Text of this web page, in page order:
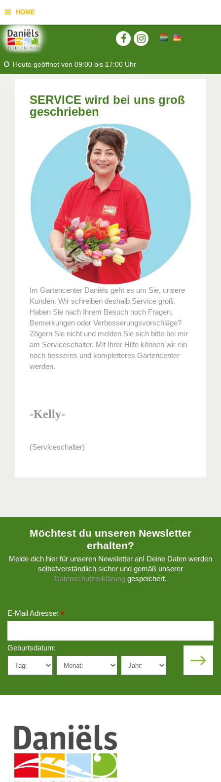
HOME
Heute geöffnet von 09:00 bis 17:00 Uhr
SERVICE wird bei uns groß
geschrieben
Im Gartencenter Daniëls geht es um Sie, unsere
Kunden. Wir schreiben deshalb Service groß.
Haben Sie nach Ihrem Besuch noch Fragen,
Bemerkungen oder Verbesserungsvorschläge?
Zögern Sie nicht und melden Sie sich bitte bei mir
am Serviceschalter. Mit Ihrer Hilfe können wir ein
noch besseres und kompletteres Gartencenter
werden.
-Kelly-
(Serviceschalter)
Möchtest du unseren Newsletter
erhalten?
Melde dich hier für unseren Newsletter an! Deine Daten werden
selbstverständlich sicher und gemäß unserer
Datenschutzerklärung gespeichert.
E-Mail Adresse: *
Geburtsdatum: